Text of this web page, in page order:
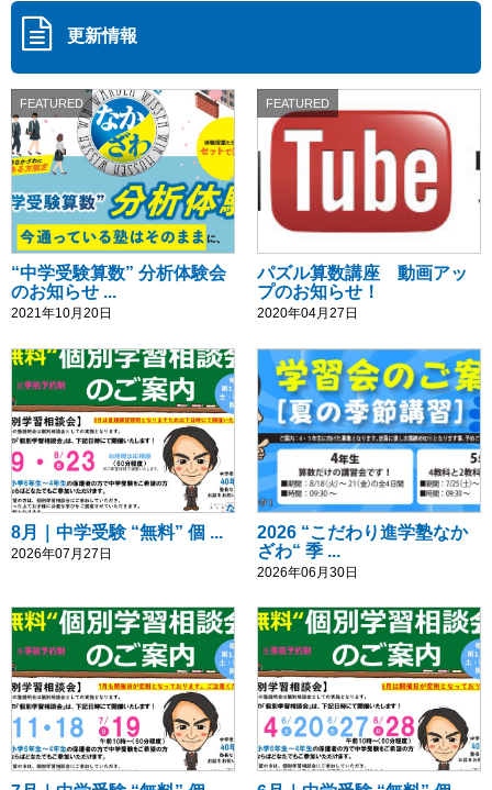
更新情報
FEATURED
“中学受験算数” 分析体験会
のお知らせ ...
2021年10月20日
FEATURED
パズル算数講座 動画アッ
プのお知らせ！
2020年04月27日
8月｜中学受験 “無料” 個 ...
2026年07月27日
2026 “こだわり進学塾なか
ざわ“ 季 ...
2026年06月30日